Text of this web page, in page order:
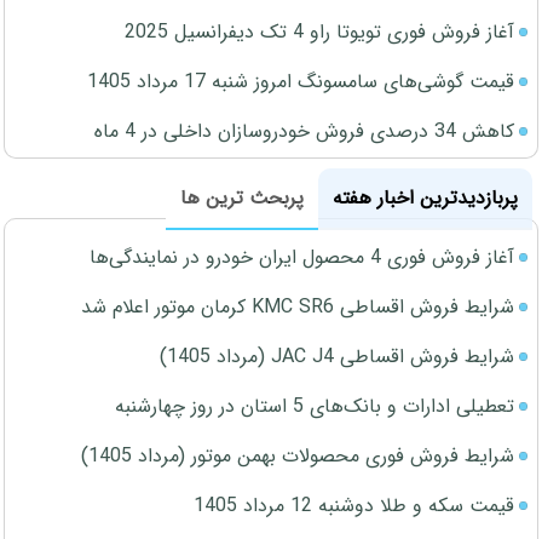
آغاز فروش فوری تویوتا راو 4 تک دیفرانسیل 2025
قیمت گوشی‌های سامسونگ امروز شنبه 17 مرداد 1405
کاهش 34 درصدی فروش خودروسازان داخلی در 4 ماه
پربازدیدترین اخبار هفته
پربحث ترین ها
آغاز فروش فوری 4 محصول ایران خودرو در نمایندگی‌ها
شرایط فروش اقساطی KMC SR6 کرمان موتور اعلام شد
شرایط فروش اقساطی JAC J4 (مرداد 1405)
تعطیلی ادارات و بانک‌های 5 استان در روز چهارشنبه
شرایط فروش فوری محصولات بهمن موتور (مرداد 1405)
قیمت سکه و طلا دوشنبه 12 مرداد 1405